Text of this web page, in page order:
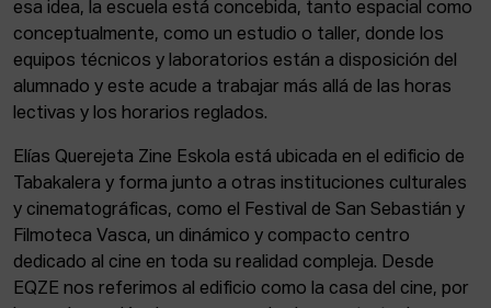
© Elías Querejeta Zine Eskola 2026
Tabakalera · Andre zigarrogileak plaza, 1
20012 Donostia / San Sebastián
T. 0034 943 545 005
E. info@zine-eskola.eus
esa idea, la escuela está concebida, tanto espacial como
conceptualmente, como un estudio o taller, donde los
equipos técnicos y laboratorios están a disposición del
alumnado y este acude a trabajar más allá de las horas
lectivas y los horarios reglados.
Elías Querejeta Zine Eskola está ubicada en el edificio de
Tabakalera y forma junto a otras instituciones culturales
y cinematográficas, como el Festival de San Sebastián y
Filmoteca Vasca, un dinámico y compacto centro
dedicado al cine en toda su realidad compleja. Desde
EQZE nos referimos al edificio como la casa del cine, por